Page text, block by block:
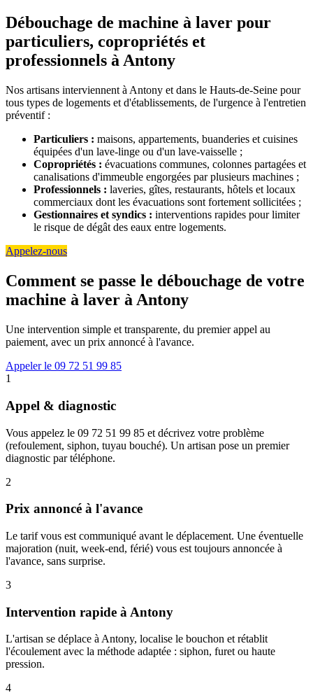
Débouchage de machine à laver pour
particuliers, copropriétés et
professionnels à Antony
Nos artisans interviennent à Antony et dans le Hauts-de-Seine pour
tous types de logements et d'établissements, de l'urgence à l'entretien
préventif :
Particuliers : maisons, appartements, buanderies et cuisines
équipées d'un lave-linge ou d'un lave-vaisselle ;
Copropriétés : évacuations communes, colonnes partagées et
canalisations d'immeuble engorgées par plusieurs machines ;
Professionnels : laveries, gîtes, restaurants, hôtels et locaux
commerciaux dont les évacuations sont fortement sollicitées ;
Gestionnaires et syndics : interventions rapides pour limiter
le risque de dégât des eaux entre logements.
Appelez-nous
Comment se passe le débouchage de votre
machine à laver à Antony
Une intervention simple et transparente, du premier appel au
paiement, avec un prix annoncé à l'avance.
Appeler le 09 72 51 99 85
1
Appel & diagnostic
Vous appelez le 09 72 51 99 85 et décrivez votre problème
(refoulement, siphon, tuyau bouché). Un artisan pose un premier
diagnostic par téléphone.
2
Prix annoncé à l'avance
Le tarif vous est communiqué avant le déplacement. Une éventuelle
majoration (nuit, week-end, férié) vous est toujours annoncée à
l'avance, sans surprise.
3
Intervention rapide à Antony
L'artisan se déplace à Antony, localise le bouchon et rétablit
l'écoulement avec la méthode adaptée : siphon, furet ou haute
pression.
4